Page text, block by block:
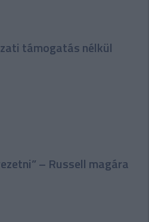
támogatás nélkül
– Russell magára